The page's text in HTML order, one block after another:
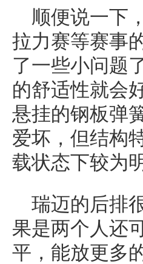
顺便说一下
拉力赛等赛事
了一些小问题
的舒适性就会
悬挂的钢板弹
爱坏，但结构
载状态下较为
瑞迈的后排
果是两个人还
平，能放更多